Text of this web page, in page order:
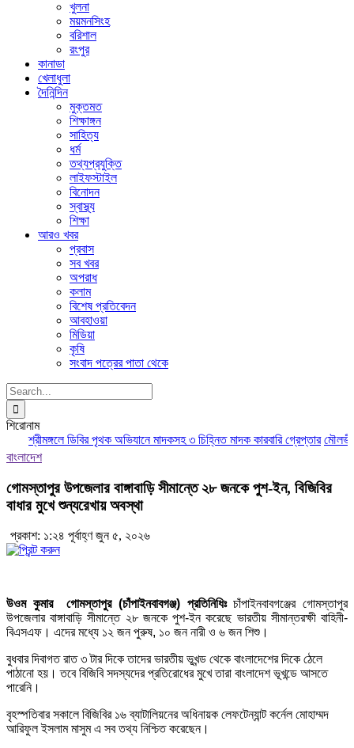
খুলনা
ময়মনসিংহ
বরিশাল
রংপুর
কানাডা
খেলাধুলা
দৈনিন্দিন
মুক্তমত
শিক্ষাঙ্গন
সাহিত্য
ধর্ম
তথ্যপ্রযুক্তি
লাইফস্টাইল
বিনোদন
স্বাস্থ্য
শিক্ষা
আরও খবর
প্রবাস
সব খবর
অপরাধ
কলাম
বিশেষ প্রতিবেদন
আবহাওয়া
মিডিয়া
কৃষি
সংবাদ পত্রের পাতা থেকে
Search
for:
শিরোনাম
শ্রীমঙ্গলে ডিবির পৃথক অভিযানে মাদকসহ ৩ চিহ্নিত মাদক কারবারি গ্রেপ্তার
বাংলাদেশ
গোমস্তাপুর উপজেলার বাঙ্গাবাড়ি সীমান্তে ২৮ জনকে পুশ-ইন, বিজিবির
বাধার মুখে শুন্যরেখায় অবস্থা
প্রকাশ: ১:২৪ পূর্বাহ্ণ জুন ৫, ২০২৬
উওম কুমার গোমস্তাপুর (চাঁপাইনবাবগঞ্জ) প্রতিনিধিঃচাঁপাইনবাবগঞ্জের গোমস্তাপুর
উপজেলার বাঙ্গাবাড়ি সীমান্তে ২৮ জনকে পুশ-ইন করেছে ভারতীয় সীমান্তরক্ষী বাহিনী-
বিএসএফ। এদের মধ্যে ১২ জন পুরুষ, ১০ জন নারী ও ৬ জন শিশু।
বুধবার দিবাগত রাত ৩ টার দিকে তাদের ভারতীয় ভূখন্ড থেকে বাংলাদেশের দিকে ঠেলে
পাঠানো হয়। তবে বিজিবি সদস্যদের প্রতিরোধের মুখে তারা বাংলাদেশ ভূখন্ডে আসতে
পারেনি।
বৃহস্পতিবার সকালে বিজিবির ১৬ ব্যাটালিয়নের অধিনায়ক লেফটেন্যান্ট কর্নেল মোহাম্মদ
আরিফুল ইসলাম মাসুম এ সব তথ্য নিশ্চিত করেছেন।